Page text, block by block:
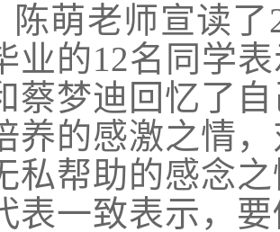
陈萌老师宣读了
业的12名同学
蔡梦迪回忆了
养的感激之情
私帮助的感念
表一致表示，